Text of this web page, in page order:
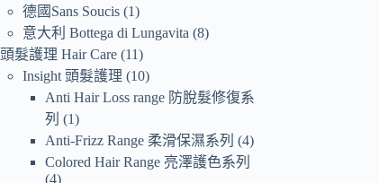
德國Sans Soucis 1
意大利 Bottega di Lungavita 8
頭髮護理 Hair Care 11
Insight 頭髮護理
10
Anti Hair Loss range 防脫髮修復系
列
1
Anti-Frizz Range 柔滑保濕系列
4
Colored Hair Range 亮澤護色系列
4